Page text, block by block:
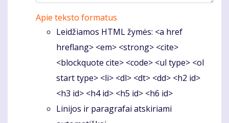
Apie teksto formatus
Leidžiamos HTML žymės: <a href
hreflang> <em> <strong> <cite>
<blockquote cite> <code> <ul type> <ol
start type> <li> <dl> <dt> <dd> <h2 id>
<h3 id> <h4 id> <h5 id> <h6 id>
Linijos ir paragrafai atskiriami